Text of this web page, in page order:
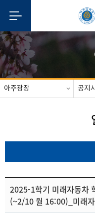
아주광장 공지
2025-1학기 미래자동차
(~2/10 월 16:00)_미래